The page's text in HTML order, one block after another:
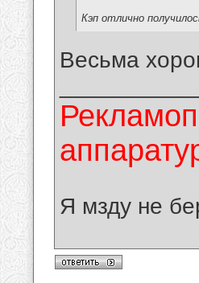
Кэп отлично
Весьма
Я мзду не